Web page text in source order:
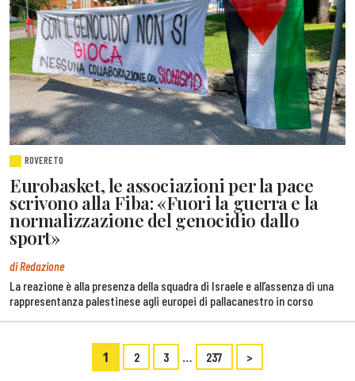
ROVERETO
Eurobasket, le associazioni per la pace
scrivono alla Fiba: «Fuori la guerra e la
normalizzazione del genocidio dallo
sport»
di Redazione
La reazione è alla presenza della squadra di Israele e all’assenza di una
rappresentanza palestinese agli europei di pallacanestro in corso
1 2 3 … 237 >